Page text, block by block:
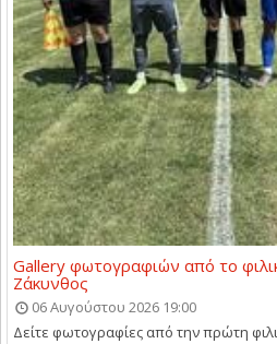
Gallery φωτογραφιών από το
Ζάκυνθος
06 Αυγούστου 2026 19:00
Δείτε φωτογραφίες από την πρώτη